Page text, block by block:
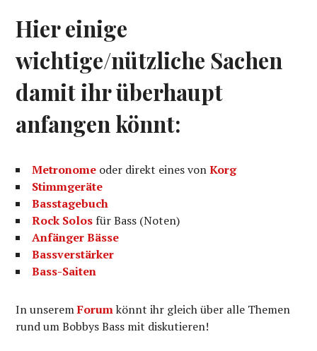
Hier einige
wichtige/nützliche Sachen
damit ihr überhaupt
anfangen könnt:
Metronome oder direkt eines vonKorg
Stimmgeräte
Basstagebuch
Rock Solos für Bass (Noten)
Anfänger Bässe
Bassverstärker
Bass-Saiten
In unseremForumkönnt ihr gleich über alle Themen
rund um Bobbys Bass mit diskutieren!